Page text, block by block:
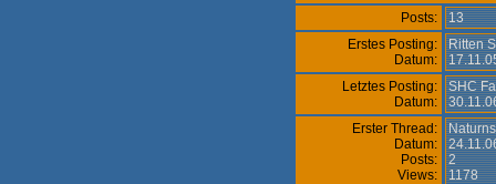
Posts:
13
Erstes Posting:
Datum:
Ritten
Letztes Posting:
Datum:
SHC
Erster Thread:
Datum:
Posts:
Views:
2
1178